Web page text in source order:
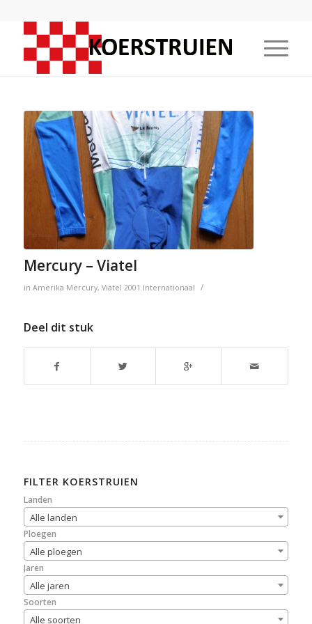
Mercury – Viatel
in Amerika Mercury, Viatel 2001 Internationaal /
Deel dit stuk
FILTER KOERSTRUIEN
Landen
Alle landen
Ploegen
Alle ploegen
Jaren
Alle jaren
Soorten
Alle soorten